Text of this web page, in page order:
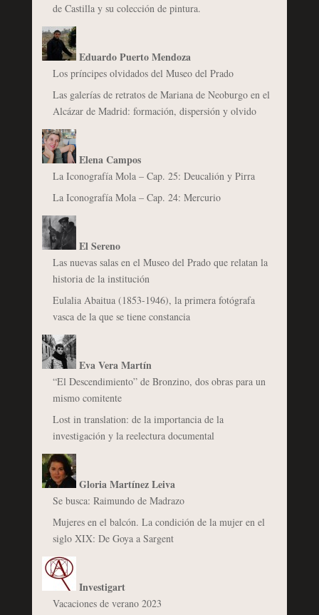
de Castilla y su colección de pintura.
Eduardo Puerto Mendoza
Los príncipes olvidados del Museo del Prado
Las galerías de retratos de Mariana de Neoburgo en el
Alcázar de Madrid: formación, dispersión y olvido
Elena Campos
La Iconografía Mola – Cap. 25: Deucalión y Pirra
La Iconografía Mola – Cap. 24: Mercurio
El Sereno
Las nuevas salas en el Museo del Prado que relatan la
historia de la institución
Eulalia Abaitua (1853-1946), la primera fotógrafa
vasca de la que se tiene constancia
Eva Vera Martín
“El Descendimiento” de Bronzino, dos obras para un
mismo comitente
Lost in translation: de la importancia de la
investigación y la reelectura documental
Gloria Martínez Leiva
Se busca: Raimundo de Madrazo
Mujeres en el balcón. La condición de la mujer en el
siglo XIX: De Goya a Sargent
Investigart
Vacaciones de verano 2023